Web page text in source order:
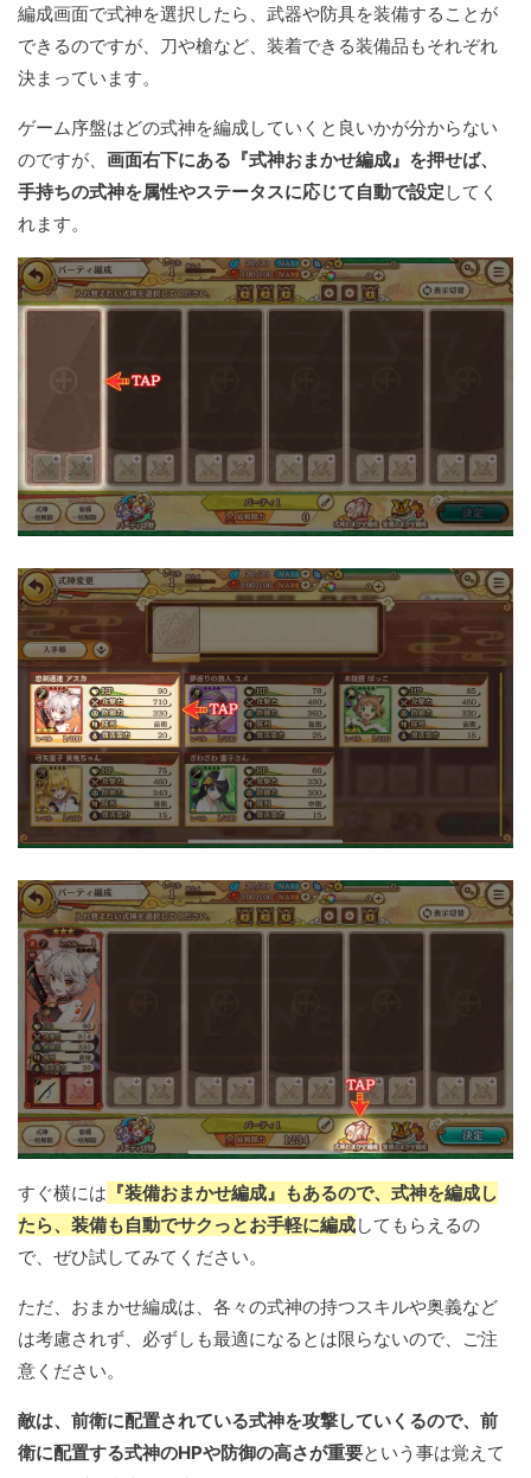
編成画面で式神を選択したら、武器や防具を装備することが
できるのですが、刀や槍など、装着できる装備品もそれぞれ
決まっています。
ゲーム序盤はどの式神を編成していくと良いかが分からない
のですが、 画面右下にある『式神おまかせ編成』を押せば、
手持ちの式神を属性やステータスに応じて自動で設定 してく
れます。
すぐ横には 『装備おまかせ編成』もあるので、式神を編成し
たら、装備も自動でサクっとお手軽に編成してもらえるの
で、ぜひ試してみてください。
ただ、おまかせ編成は、各々の式神の持つスキルや奥義など
は考慮されず、必ずしも最適になるとは限らないので、ご注
意ください。
敵は、前衛に配置されている式神を攻撃していくるので、前
衛に配置する式神のHPや防御の高さが重要という事は覚えて